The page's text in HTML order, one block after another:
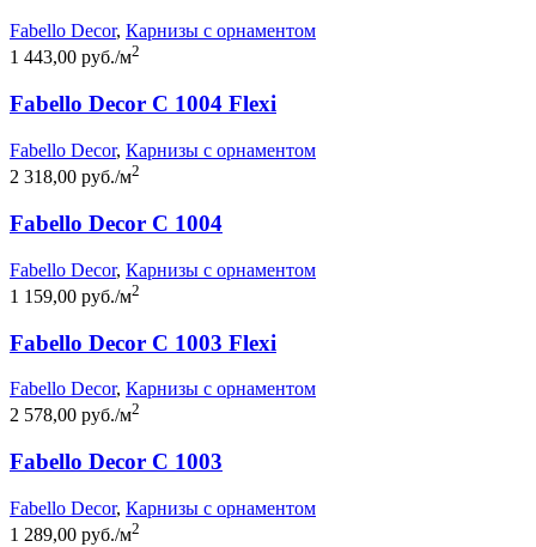
Fabello Decor, Карнизы с орнаментом
1 443,00 руб./м2
Fabello Decor C 1004 Flexi
Fabello Decor, Карнизы с орнаментом
2 318,00 руб./м2
Fabello Decor C 1004
Fabello Decor, Карнизы с орнаментом
1 159,00 руб./м2
Fabello Decor C 1003 Flexi
Fabello Decor, Карнизы с орнаментом
2 578,00 руб./м2
Fabello Decor C 1003
Fabello Decor, Карнизы с орнаментом
1 289,00 руб./м2